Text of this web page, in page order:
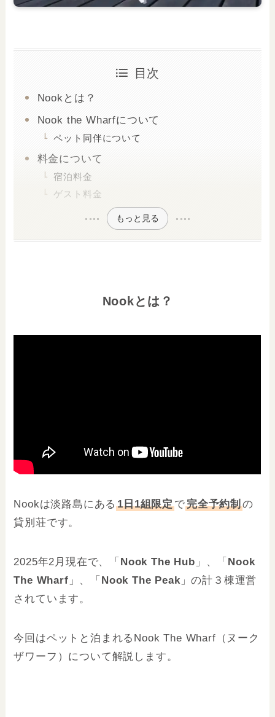
目次
Nookとは？
Nook the Wharfについて
ペット同伴について
料金について
宿泊料金
ゲスト料金
もっと見る
Nookとは？
Nookは淡路島にある1日1組限定で完全予約制の
貸別荘です。
2025年2月現在で、「 Nook The Hub 」、「 Nook
The Wharf 」、「 Nook The Peak」の計３棟運営
されています。
今回はペットと泊まれるNook The Wharf（ヌーク
ザワーフ） について解説します。